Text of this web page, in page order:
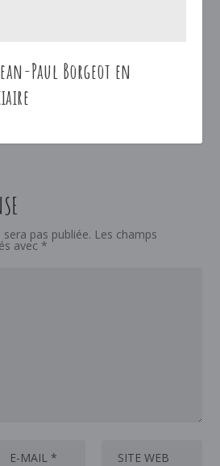
Paul Borgeot en
pas publiée. Les champs
avec *